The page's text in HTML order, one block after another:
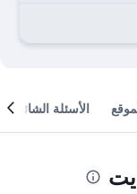
الأسئلة الشائعة